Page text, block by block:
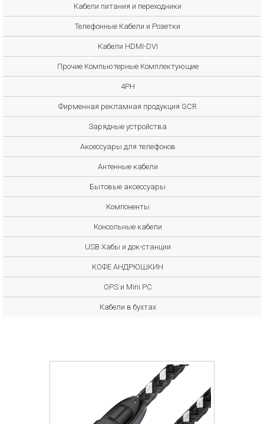
Кабели питания и переходники
Телефонные Кабели и Розетки
Кабели HDMI-DVI
Прочие Компьютерные Комплектующие
4PH
Фирменная рекламная продукция GCR
Зарядные устройства
Аксессуары для телефонов
Антенные кабели
Бытовые аксессуары
Компоненты
Консольные кабели
USB Хабы и док-станции
КОФЕ АНДРЮШКИН
OPS и Mini PC
Кабели в бухтах